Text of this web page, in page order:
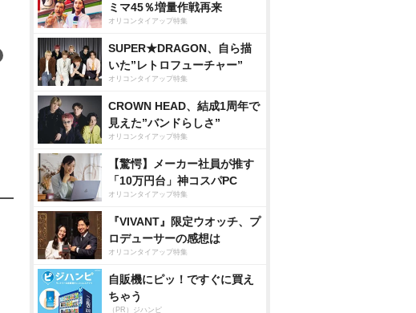
ミマ45％増量作戦再来
オリコンタイアップ特集
SUPER★DRAGON、自ら描
いた”レトロフューチャー”
オリコンタイアップ特集
CROWN HEAD、結成1周年で
見えた”バンドらしさ”
オリコンタイアップ特集
【驚愕】メーカー社員が推す
「10万円台」神コスパPC
オリコンタイアップ特集
『VIVANT』限定ウオッチ、プ
ロデューサーの感想は
オリコンタイアップ特集
自販機にピッ！ですぐに買え
ちゃう
（PR）ジハンピ